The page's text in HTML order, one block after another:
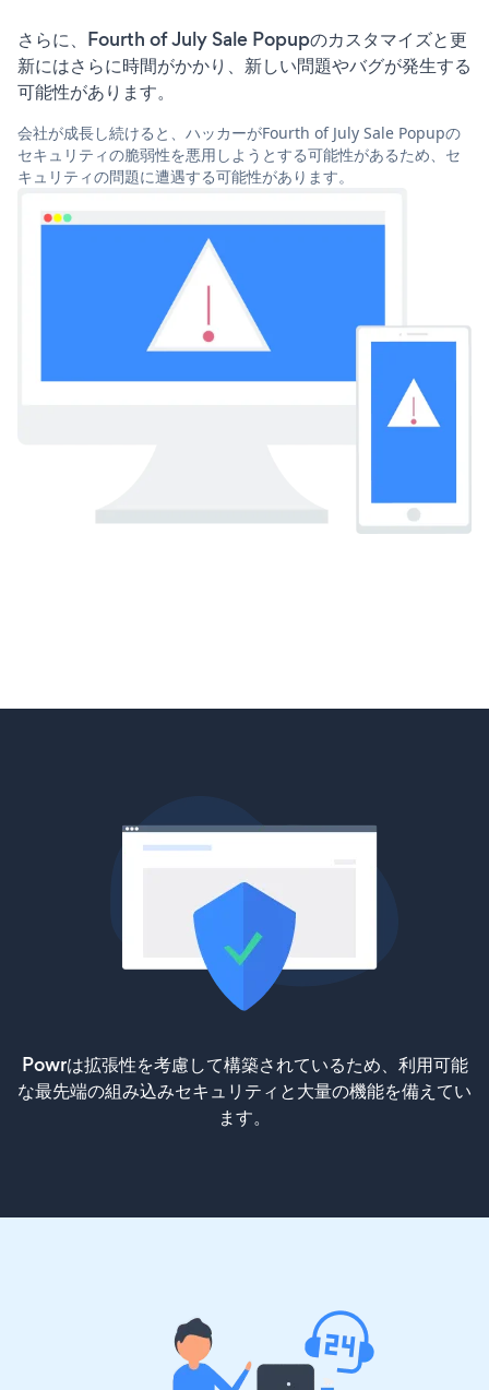
さらに、Fourth of July Sale Popupのカスタマイズと更
新にはさらに時間がかかり、新しい問題やバグが発生する
可能性があります。
会社が成長し続けると、ハッカーがFourth of July Sale Popupの
セキュリティの脆弱性を悪用しようとする可能性があるため、セ
キュリティの問題に遭遇する可能性があります。
Powrは拡張性を考慮して構築されているため、利用可能
な最先端の組み込みセキュリティと大量の機能を備えてい
ます。